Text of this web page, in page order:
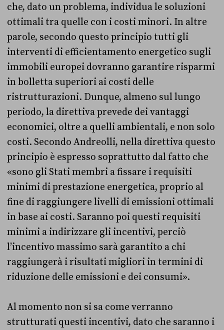
che, dato un problema, individua le soluzioni
ottimali tra quelle con i costi minori. In altre
parole, secondo questo principio tutti gli
interventi di efficientamento energetico sugli
immobili europei dovranno garantire risparmi
in bolletta superiori ai costi delle
ristrutturazioni. Dunque, almeno sul lungo
periodo, la direttiva prevede dei vantaggi
economici, oltre a quelli ambientali, e non solo
costi. Secondo Andreolli, nella direttiva questo
principio è espresso soprattutto dal fatto che
«sono gli Stati membri a fissare i requisiti
minimi di prestazione energetica, proprio al
fine di raggiungere livelli di emissioni ottimali
in base ai costi. Saranno poi questi requisiti
minimi a indirizzare gli incentivi, perciò
l’incentivo massimo sarà garantito a chi
raggiungerà i risultati migliori in termini di
riduzione delle emissioni e dei consumi».
Al momento non si sa come verranno
strutturati questi incentivi, dato che saranno i